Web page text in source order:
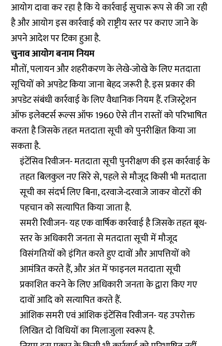
आयोग दावा कर रहा है कि ये कार्रवाई सुचारू रूप से की जा रही
है और आयोग इस कार्रवाई को राष्ट्रीय स्तर पर कराए जाने के
अपने आदेश पर टिका हुआ है.
चुनाव आयोग बनाम नियम
मौतों, पलायन और शहरीकरण के लेखे-जोखे के लिए मतदाता
सूचियों को अपडेट किया जाना बेहद जरूरी है. इस प्रकार की
अपडेट संबंधी कार्रवाई के लिए वैधानिक नियम हैं. रजिस्ट्रेशन
ऑफ इलेक्टर्स रूल्स ऑफ 1960 ऐसे तीन रास्तों को परिभाषित
करता है जिसके तहत मतदाता सूची को पुनरीक्षित किया जा
सकता है.
इंटेंसिव रिवीजन- मतदाता सूची पुनरीक्षण की इस कार्रवाई के
तहत बिलकुल नए सिरे से, पहले से मौजूद किसी भी मतदाता
सूची का संदर्भ लिए बिना, दरवाजे-दरवाजे जाकर वोटरों की
पहचान को सत्यापित किया जाता है.
समरी रिवीजन- यह एक वार्षिक कार्रवाई है जिसके तहत बूथ-
स्तर के अधिकारी जनता से मतदाता सूची में मौजूद
विसंगतियों को इंगित करते हुए दावों और आपत्तियों को
आमंत्रित करते हैं, और अंत में फाइनल मतदाता सूची
प्रकाशित करने के लिए अधिकारी जनता के द्वारा किए गए
दावों आदि को सत्यापित करते हैं.
आंशिक समरी एवं आंशिक इंटेंसिव रिवीजन- यह उपरोक्त
लिखित दो विधियों का मिलाजुला स्वरूप है.